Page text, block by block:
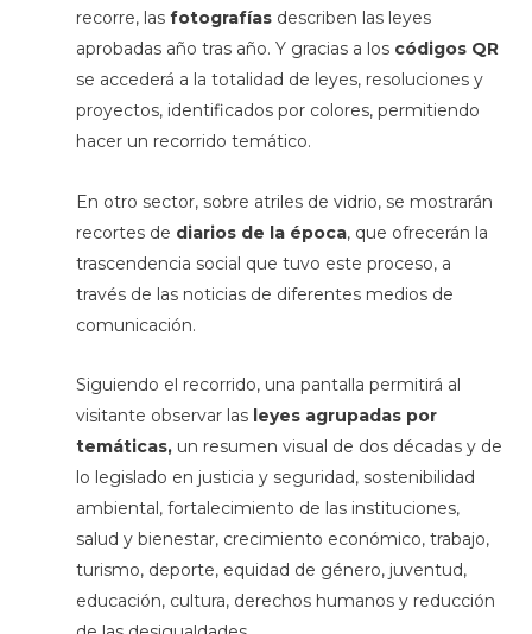
recorre, las fotografíasdescriben las leyes
aprobadas año tras año. Y gracias a los códigos QR
se accederá a la totalidad de leyes, resoluciones y
proyectos, identificados por colores, permitiendo
hacer un recorrido temático.
En otro sector, sobre atriles de vidrio, se mostrarán
recortes de diarios de la época, que ofrecerán la
trascendencia social que tuvo este proceso, a
través de las noticias de diferentes medios de
comunicación.
Siguiendo el recorrido, una pantalla permitirá al
visitante observar las leyes agrupadas por
temáticas, un resumen visual de dos décadas y de
lo legislado en justicia y seguridad, sostenibilidad
ambiental, fortalecimiento de las instituciones,
salud y bienestar, crecimiento económico, trabajo,
turismo, deporte, equidad de género, juventud,
educación, cultura, derechos humanos y reducción